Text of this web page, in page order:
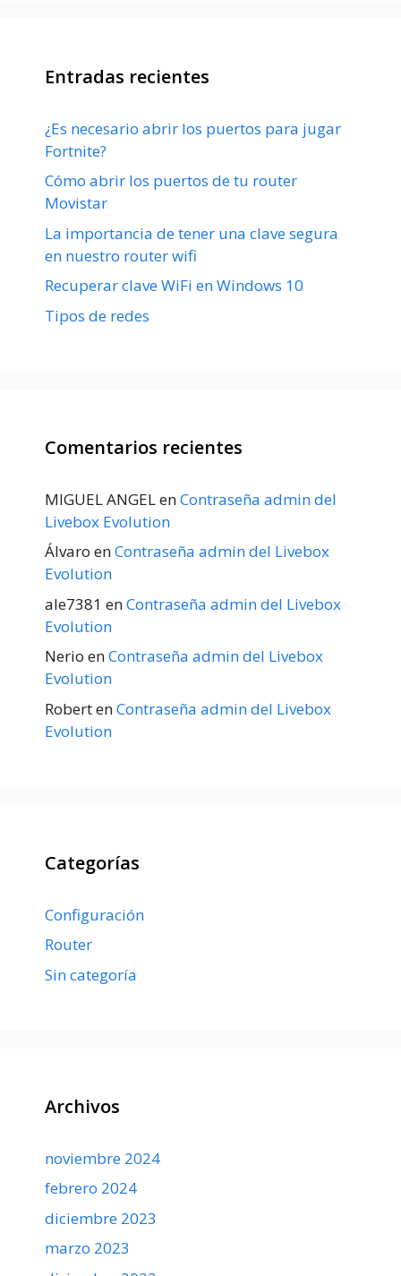
Entradas recientes
¿Es necesario abrir los puertos para jugar
Fortnite?
Cómo abrir los puertos de tu router
Movistar
La importancia de tener una clave segura
en nuestro router wifi
Recuperar clave WiFi en Windows 10
Tipos de redes
Comentarios recientes
MIGUEL ANGELenContraseña admin del
Livebox Evolution
Álvaro enContraseña admin del Livebox
Evolution
ale7381 enContraseña admin del Livebox
Evolution
Nerio enContraseña admin del Livebox
Evolution
RobertenContraseña admin del Livebox
Evolution
Categorías
Configuración
Router
Sin categoría
Archivos
noviembre 2024
febrero 2024
diciembre 2023
marzo 2023